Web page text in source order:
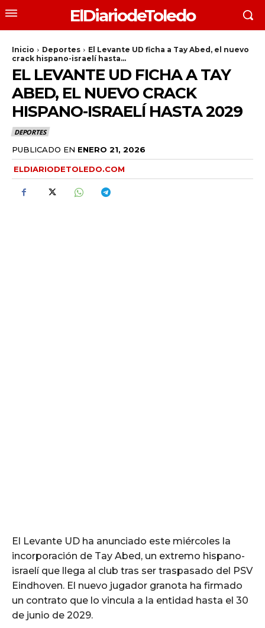
ElDiariodeToledo
Inicio Deportes
El Levante UD ficha a Tay Abed, el nuevo
crack hispano-israelí hasta...
EL LEVANTE UD FICHA A TAY
ABED, EL NUEVO CRACK
HISPANO-ISRAELÍ HASTA 2029
DEPORTES
PUBLICADO EN ENERO 21, 2026
ELDIARIODETOLEDO.COM
El Levante UD ha anunciado este miércoles la
incorporación de Tay Abed, un extremo hispano-
israelí que llega al club tras ser traspasado del PSV
Eindhoven. El nuevo jugador granota ha firmado
un contrato que lo vincula a la entidad hasta el 30
de junio de 2029.